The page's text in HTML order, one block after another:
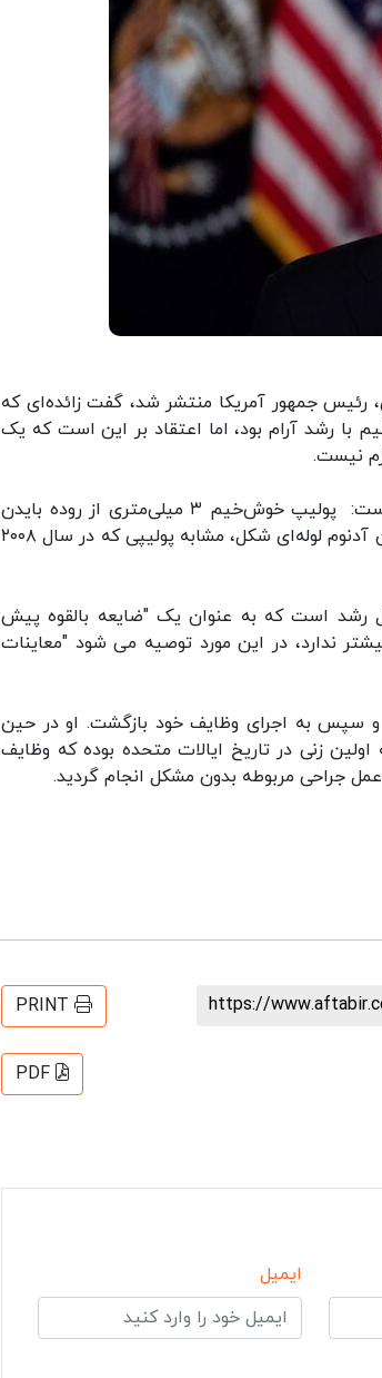
رئیس جمهور آمریکا منتشر شد، گفت زائده‌ای که
رشد آرام بود، اما اعتقاد بر این است که یک
نیست.
در بیانیه کاخ سفید که با اجازه خود رئیس جمهور منتشر شده، آمده است: پولیپ خوش‌خیم ۳ میلی‌متری از روده بایدن
برداشته شد. نمونه‌ای که برای بررسی بافت‌شناسی برداشته شده، به‌عنوان آدنوم لوله‌ای شکل، مشابه پولیپی که در سال ۲۰۰۸
رشد است که به عنوان یک "ضایعه بالقوه پیش
ندارد، در این مورد توصیه می شود "معاینات
و سپس به اجرای وظایف خود بازگشت. او در حین
زنی در تاریخ ایالات متحده بوده که وظایف
https://
PRINT
PDF
ایمیل